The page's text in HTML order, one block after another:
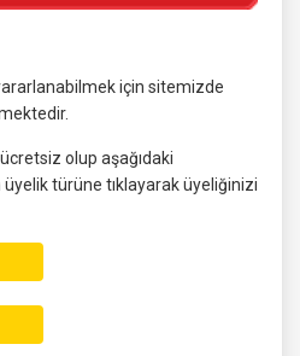
için sitemizde
olup aşağıdaki
türüne tıklayarak üyeliğinizi